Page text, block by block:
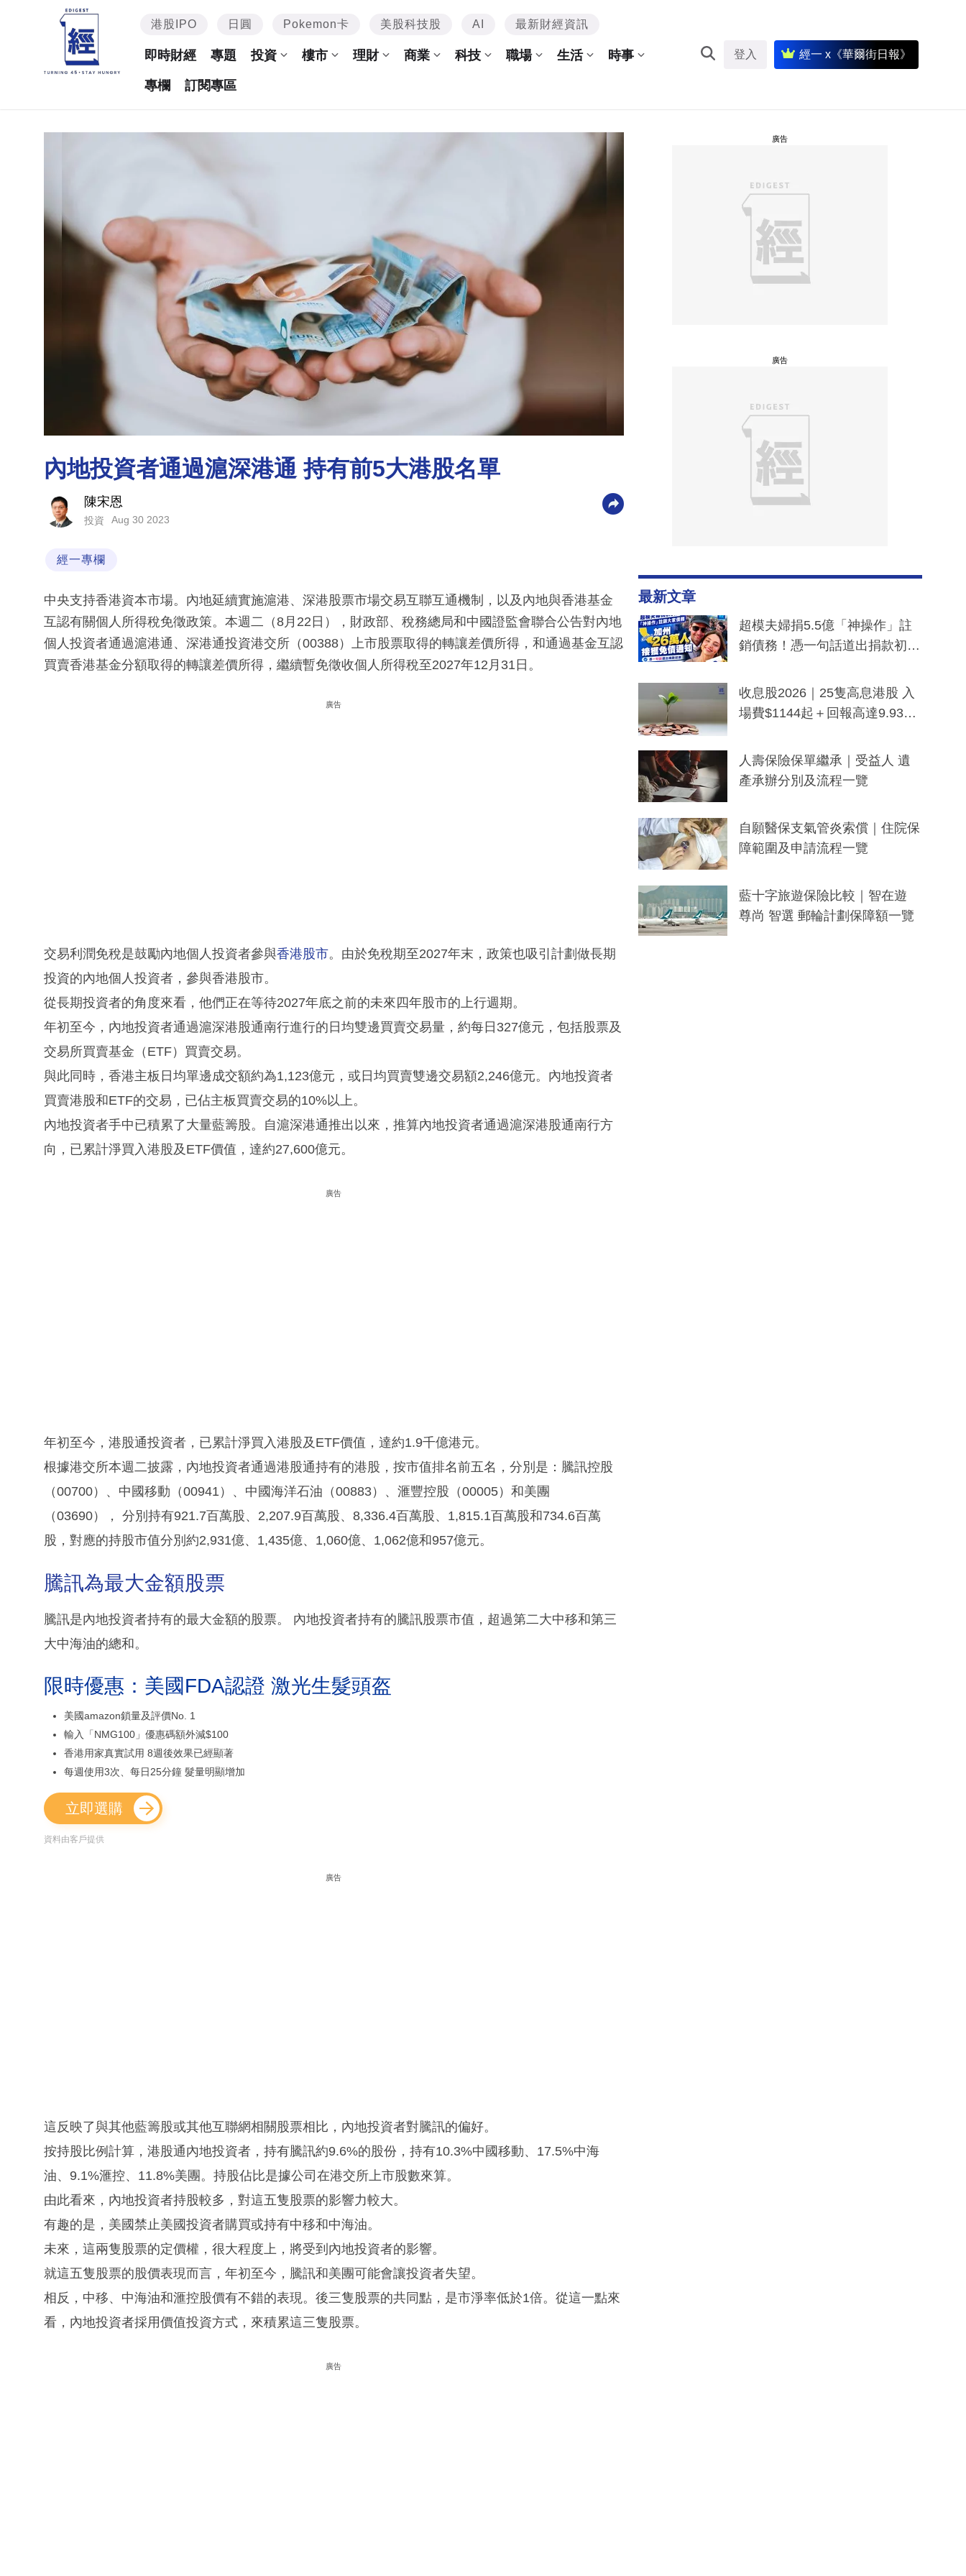
港股IPO 日圓 Pokemon卡 美股科技股 AI 最新財經資訊
即時財經 專題 投資 樓市 理財 商業 科技 職場 生活 時事
專欄 訂閱專區
登入 經一 x《華爾街日報》
內地投資者通過滬深港通 持有前5大港股名單
陳宋恩
投資 Aug 30 2023
經一專欄
中央支持香港資本市場。內地延續實施滬港、深港股票市場交易互聯互通機制，以及內地與香港基金
互認有關個人所得稅免徵政策。本週二（8月22日），財政部、稅務總局和中國證監會聯合公告對內地
個人投資者通過滬港通、深港通投資港交所（00388）上市股票取得的轉讓差價所得，和通過基金互認
買賣香港基金分額取得的轉讓差價所得，繼續暫免徵收個人所得稅至2027年12月31日。
廣告
交易利潤免稅是鼓勵內地個人投資者參與香港股市。由於免稅期至2027年末，政策也吸引計劃做長期
投資的內地個人投資者，參與香港股市。
從長期投資者的角度來看，他們正在等待2027年底之前的未來四年股市的上行週期。
年初至今，內地投資者通過滬深港股通南行進行的日均雙邊買賣交易量，約每日327億元，包括股票及
交易所買賣基金（ETF）買賣交易。
與此同時，香港主板日均單邊成交額約為1,123億元，或日均買賣雙邊交易額2,246億元。內地投資者
買賣港股和ETF的交易，已佔主板買賣交易的10%以上。
內地投資者手中已積累了大量藍籌股。自滬深港通推出以來，推算內地投資者通過滬深港股通南行方
向，已累計淨買入港股及ETF價值，達約27,600億元。
廣告
年初至今，港股通投資者，已累計淨買入港股及ETF價值，達約1.9千億港元。
根據港交所本週二披露，內地投資者通過港股通持有的港股，按市值排名前五名，分別是：騰訊控股
（00700）、中國移動（00941）、中國海洋石油（00883）、滙豐控股（00005）和美團
（03690）， 分別持有921.7百萬股、2,207.9百萬股、8,336.4百萬股、1,815.1百萬股和734.6百萬
股，對應的持股市值分別約2,931億、1,435億、1,060億、1,062億和957億元。
騰訊為最大金額股票
騰訊是內地投資者持有的最大金額的股票。 內地投資者持有的騰訊股票市值，超過第二大中移和第三
大中海油的總和。
限時優惠：美國FDA認證 激光生髮頭盔
美國amazon鎖量及評價No. 1
輸入「NMG100」優惠碼額外減$100
香港用家真實試用 8週後效果已經顯著
每週使用3次、每日25分鐘 髮量明顯增加
立即選購
資料由客戶提供
廣告
這反映了與其他藍籌股或其他互聯網相關股票相比，內地投資者對騰訊的偏好。
按持股比例計算，港股通內地投資者，持有騰訊約9.6%的股份，持有10.3%中國移動、17.5%中海
油、9.1%滙控、11.8%美團。持股佔比是據公司在港交所上市股數來算。
由此看來，內地投資者持股較多，對這五隻股票的影響力較大。
有趣的是，美國禁止美國投資者購買或持有中移和中海油。
未來，這兩隻股票的定價權，很大程度上，將受到內地投資者的影響。
就這五隻股票的股價表現而言，年初至今，騰訊和美團可能會讓投資者失望。
相反，中移、中海油和滙控股價有不錯的表現。後三隻股票的共同點，是市淨率低於1倍。從這一點來
看，內地投資者採用價值投資方式，來積累這三隻股票。
廣告
廣告
廣告
最新文章
超模夫婦捐5.5億「神操作」註
銷債務！憑一句話道出捐款初
一度被誤當詐騙手段
收息股2026｜25隻高息港股 入
場費$1144起＋回報高達9.93
人壽保險保單繼承｜受益人 遺
產承辦分別及流程一覽
自願醫保支氣管炎索償｜住院保
障範圍及申請流程一覽
藍十字旅遊保險比較｜智在遊
尊尚 智選 郵輪計劃保障額一覽